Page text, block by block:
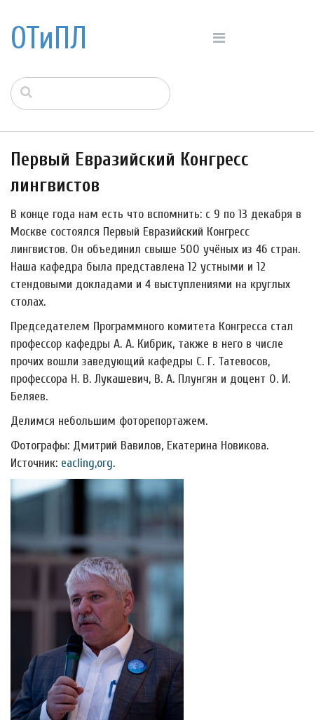
ОТиПЛ
Первый Евразийский Конгресс
лингвистов
В конце года нам есть что вспомнить: с 9 по 13 декабря в
Москве состоялся Первый Евразийский Конгресс
лингвистов. Он объединил свыше 500 учёных из 46 стран.
Наша кафедра была представлена 12 устными и 12
стендовыми докладами и 4 выступлениями на круглых
столах.
Председателем Программного комитета Конгресса стал
профессор кафедры А. А. Кибрик, также в него в числе
прочих вошли заведующий кафедры С. Г. Татевосов,
профессора Н. В. Лукашевич, В. А. Плунгян и доцент О. И.
Беляев.
Делимся небольшим фоторепортажем.
Фотографы: Дмитрий Вавилов, Екатерина Новикова.
Источник: eacling,org.